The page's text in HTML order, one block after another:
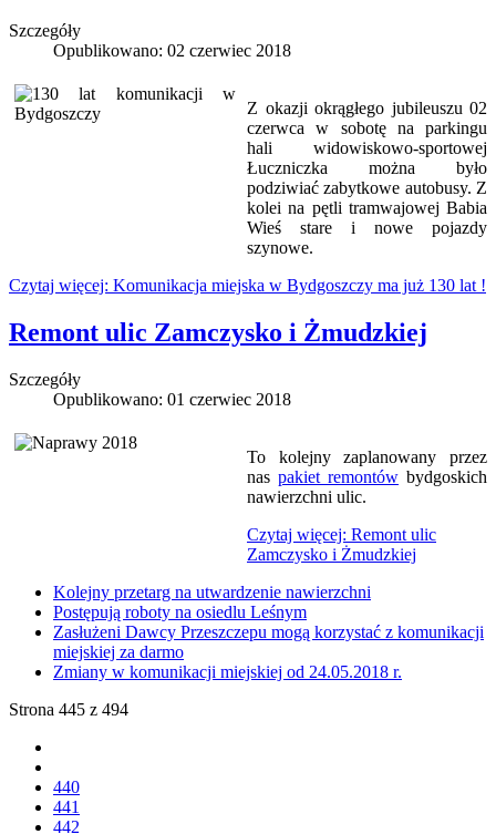
Szczegóły
Opublikowano: 02 czerwiec 2018
Z okazji okrągłego jubileuszu 02
czerwca w sobotę na parkingu
hali widowiskowo-sportowej
Łuczniczka można było
podziwiać zabytkowe autobusy. Z
kolei na pętli tramwajowej Babia
Wieś stare i nowe pojazdy
szynowe.
Czytaj więcej: Komunikacja miejska w Bydgoszczy ma już 130 lat !
Remont ulic Zamczysko i Żmudzkiej
Szczegóły
Opublikowano: 01 czerwiec 2018
To kolejny zaplanowany przez
nas pakiet remontów bydgoskich
nawierzchni ulic.
Czytaj więcej: Remont ulic
Zamczysko i Żmudzkiej
Kolejny przetarg na utwardzenie nawierzchni
Postępują roboty na osiedlu Leśnym
Zasłużeni Dawcy Przeszczepu mogą korzystać z komunikacji
miejskiej za darmo
Zmiany w komunikacji miejskiej od 24.05.2018 r.
Strona 445 z 494
440
441
442